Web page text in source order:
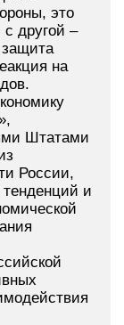
это
другой –
защита
на
Штатами
России,
и